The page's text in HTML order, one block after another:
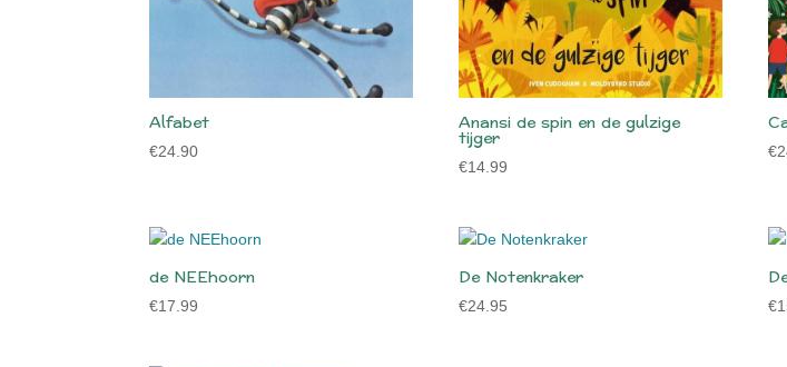
Alfabet
€24.90
Anansi de spin en de gulzige
tijger
€14.99
€
de NEEhoorn
€17.99
De Notenkraker
€24.95 €